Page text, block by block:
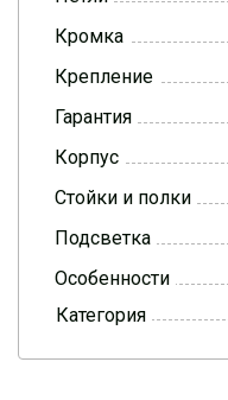
Кромка
Крепление
Гарантия
Корпус
Стойки и полки
Подсветка
Особенности
Категория